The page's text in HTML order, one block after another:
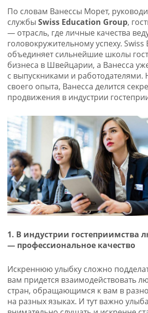
По словам Ванессы Морет,
службы Swiss Education Group,
— отрасль, где личные качества
головокружительному успеху.
объединяет сильнейшие школы
бизнеса в Швейцарии, а Ванесса
с выпускниками и работодателями.
своего опыта, Ванесса делится
продвижения в индустрии
1. В индустрии гостеприимства
— профессиональное качество
Искреннюю улыбку сложно
вам придется взаимодействовать
стран, обращающимся к вам в
на разных языках. И тут важно